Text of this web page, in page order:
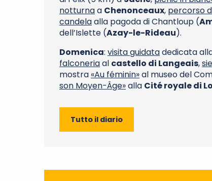
notturnaa Chenonceaux, percorso
candelaalla pagoda di Chantloup (
dell’Islette (Azay-le-Rideau).
Domenica: visita guidatadedicata
falconeriaal castello di Langeais,
mostra «Au féminin»al museo del
son Moyen-Âge»alla Cité royale di
Tutto il diario